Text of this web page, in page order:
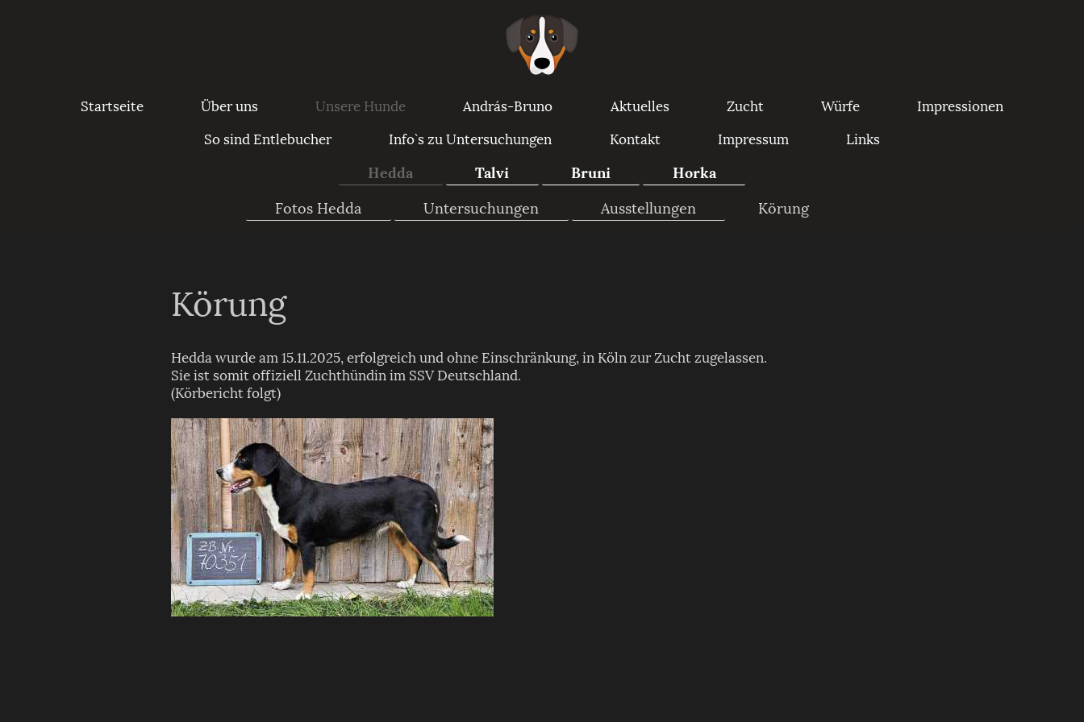
Startseite Über uns Unsere Hunde András-Bruno Aktuelles Zucht Würfe
Impressionen
So sind Entlebucher
Info`s zu Untersuchungen Kontakt Impressum Links
Hedda Talvi Bruni
Horka
Fotos Hedda
Untersuchungen Ausstellungen Körung
Körung
Hedda wurde am 15.11.2025, erfolgreich und ohne Einschränkung, in Köln zur Zucht zugelassen.
Sie ist somit offiziell Zuchthündin im SSV Deutschland.
(Körbericht folgt)